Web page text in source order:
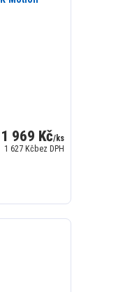
1 969 Kč/ks
1 627 Kčbez DPH